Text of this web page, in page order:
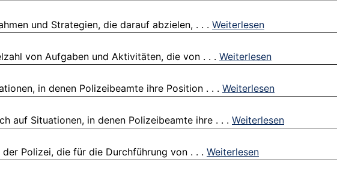
und Strategien, die darauf abzielen, . . . Weiterlesen
von Aufgaben und Aktivitäten, die von . . . Weiterlesen
in denen Polizeibeamte ihre Position . . . Weiterlesen
auf Situationen, in denen Polizeibeamte ihre . . . Weiterlesen
Polizei, die für die Durchführung von . . . Weiterlesen